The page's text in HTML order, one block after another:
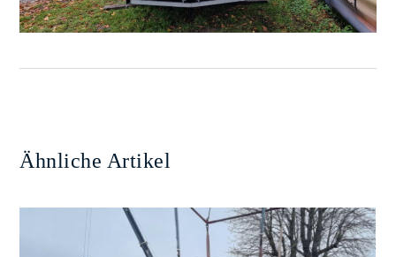
Ähnliche Artikel